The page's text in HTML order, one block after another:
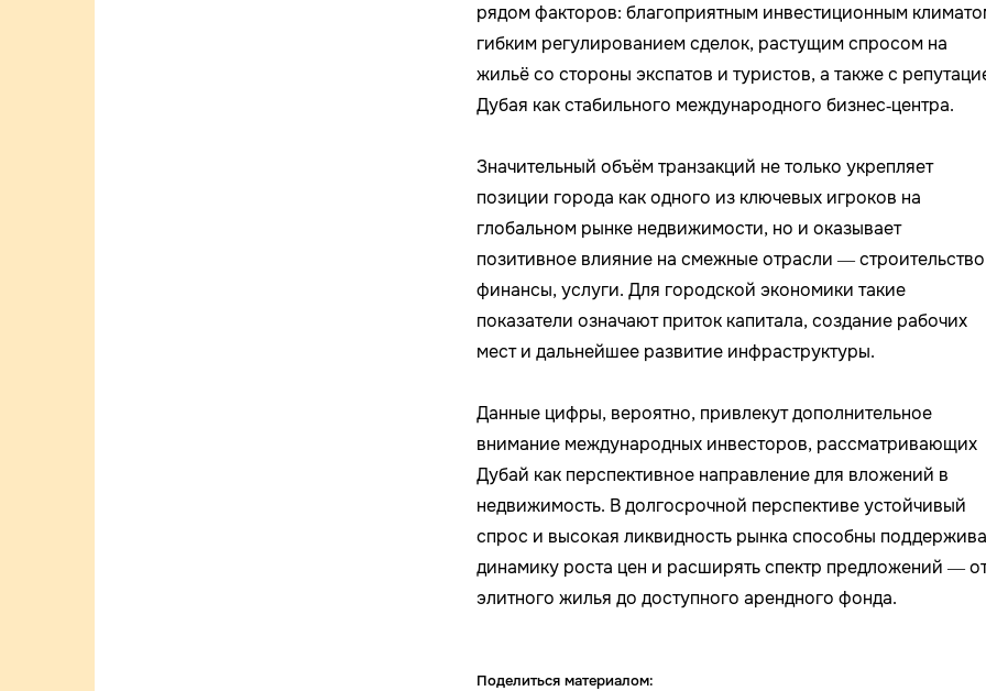
рядом факторов: благоприятным инвестиционным
гибким регулированием сделок, растущим спросом на
жильё со стороны экспатов и туристов, а также с
Дубая как стабильного международного бизнес‑центра.
Значительный объём транзакций не только укрепляет
позиции города как одного из ключевых игроков на
глобальном рынке недвижимости, но и оказывает
позитивное влияние на смежные отрасли —
финансы, услуги. Для городской экономики такие
показатели означают приток капитала, создание рабочих
мест и дальнейшее развитие инфраструктуры.
Данные цифры, вероятно, привлекут дополнительное
внимание международных инвесторов, рассматривающих
Дубай как перспективное направление для вложений в
недвижимость. В долгосрочной перспективе устойчивый
спрос и высокая ликвидность рынка способны
динамику роста цен и расширять спектр предложений —
элитного жилья до доступного арендного фонда.
Поделиться материалом: